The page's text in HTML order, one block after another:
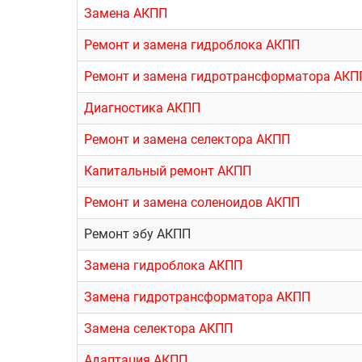
Замена АКПП
Ремонт и замена гидроблока АКПП
Ремонт и замена гидротрансформатора
Диагностика АКПП
Ремонт и замена селектора АКПП
Капитальный ремонт АКПП
Ремонт и замена соленоидов АКПП
Ремонт эбу АКПП
Замена гидроблока АКПП
Замена гидротрансформатора АКПП
Замена селектора АКПП